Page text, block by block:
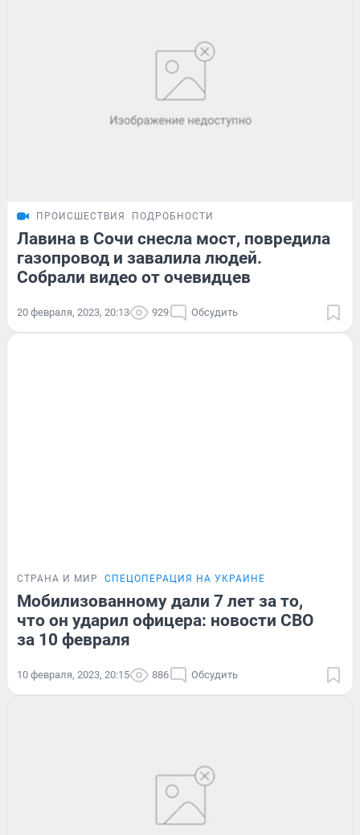
ПРОИСШЕСТВИЯ ПОДРОБНОСТИ
Лавина в Сочи снесла мост, повредила
газопровод и завалила людей.
Собрали видео от очевидцев
20 февраля, 2023, 20:13 929 Обсудить
СТРАНА И МИР СПЕЦОПЕРАЦИЯ НА УКРАИНЕ
Мобилизованному дали 7 лет за то,
что он ударил офицера: новости СВО
за 10 февраля
10 февраля, 2023, 20:15 886 Обсудить